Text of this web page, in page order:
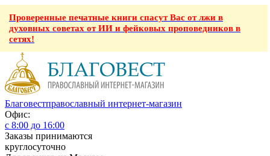
Проверенные печатные книги спасут Вас от лжи в
духовных советах от ИИ и фейковых проповедников в
сетях!
Благовестправославный интернет-магазин
Офис:
с 8:00 до 16:00
Заказы принимаются
круглосуточно